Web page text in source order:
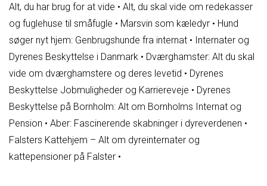
Alt, du har brug for at vide • Alt, du skal vide om redekasser
og fuglehuse til småfugle • Marsvin som kæledyr • Hund
søger nyt hjem: Genbrugshunde fra internat • Internater og
Dyrenes Beskyttelse i Danmark • Dværghamster: Alt du skal
vide om dværghamstere og deres levetid • Dyrenes
Beskyttelse Jobmuligheder og Karriereveje • Dyrenes
Beskyttelse på Bornholm: Alt om Bornholms Internat og
Pension • Aber: Fascinerende skabninger i dyreverdenen •
Falsters Kattehjem – Alt om dyreinternater og
kattepensioner på Falster •